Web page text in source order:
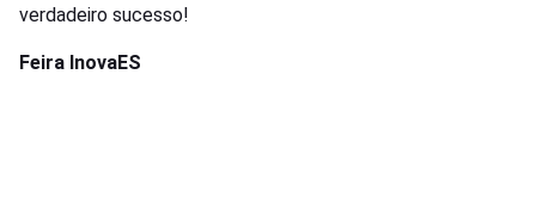
verdadeiro sucesso!
Feira InovaES